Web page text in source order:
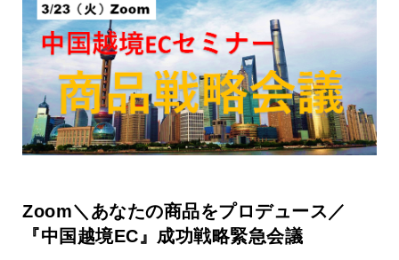
Zoom＼あなたの商品をプロデュース／
『中国越境EC』成功戦略緊急会議